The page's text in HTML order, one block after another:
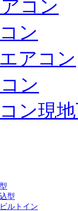
コン
ン
アコン
ン
ン現
型
ルトイン